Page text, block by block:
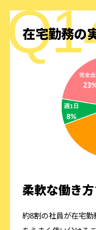
在宅勤務の
柔軟な働き方
約8割の社員が在宅